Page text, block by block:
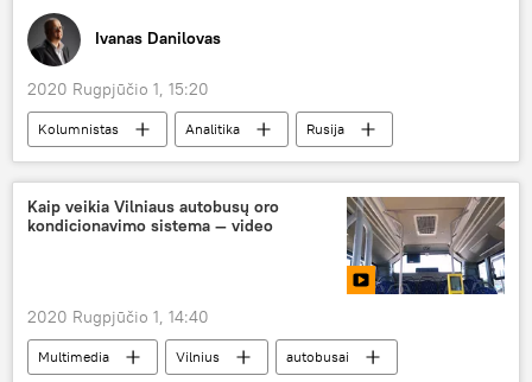
Ivanas Danilovas
2020 Rugpjūčio 1, 15:20
Kolumnistas Analitika
Rusija
nafta
Kaip veikia Vilniaus autobusų oro
kondicionavimo sistema — video
2020 Rugpjūčio 1, 14:40
Multimedia Vilnius
autobusai